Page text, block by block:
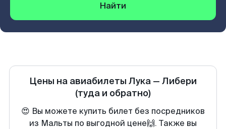
Найти
Цены на авиабилеты Лука — Либери
(туда и обратно)
😍 Вы можете купить билет без посредников
из Мальты по выгодной цене🙌. Также вы